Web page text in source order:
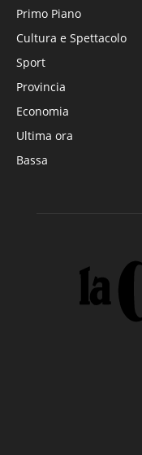
Primo Piano
Cultura e Spettacolo
Sport
Provincia
Economia
Ultima ora
Bassa